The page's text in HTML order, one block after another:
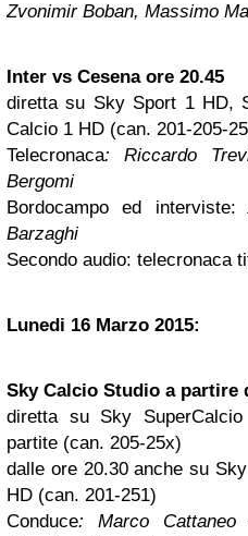
Zvonimir Boban, Massimo
Inter vs Cesena ore 20.45
diretta su Sky Sport 1 HD,
Calcio 1 HD (can. 201-205-
Telecronaca: Riccardo
Bergomi
Bordocampo ed interviste:
Barzaghi
Secondo audio: telecronaca
Lunedi 16 Marzo 2015:
Sky Calcio Studio a partire
diretta su Sky
partite (can. 205-25x)
dalle ore 20.30 anche su
HD (can. 201-251)
Conduce: Marco Cattaneo